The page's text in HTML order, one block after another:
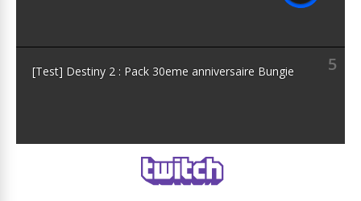
5
[Test] Destiny 2 : Pack 30eme anniversaire Bungie